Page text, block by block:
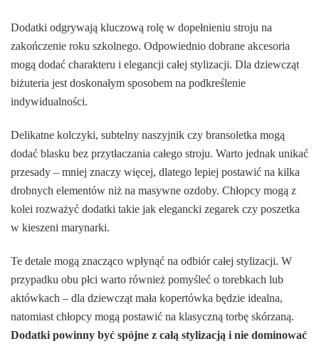
Dodatki odgrywają kluczową rolę w dopełnieniu stroju na
zakończenie roku szkolnego. Odpowiednio dobrane akcesoria
mogą dodać charakteru i elegancji całej stylizacji. Dla dziewcząt
biżuteria jest doskonałym sposobem na podkreślenie
indywidualności.
Delikatne kolczyki, subtelny naszyjnik czy bransoletka mogą
dodać blasku bez przytłaczania całego stroju. Warto jednak unikać
przesady – mniej znaczy więcej, dlatego lepiej postawić na kilka
drobnych elementów niż na masywne ozdoby. Chłopcy mogą z
kolei rozważyć dodatki takie jak elegancki zegarek czy poszetka
w kieszeni marynarki.
Te detale mogą znacząco wpłynąć na odbiór całej stylizacji. W
przypadku obu płci warto również pomyśleć o torebkach lub
aktówkach – dla dziewcząt mała kopertówka będzie idealna,
natomiast chłopcy mogą postawić na klasyczną torbę skórzaną.
Dodatki powinny być spójne z całą stylizacją i nie dominować